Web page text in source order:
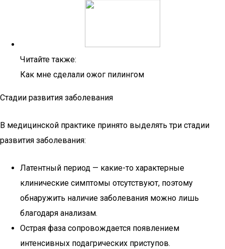
Читайте также:
Как мне сделали ожог пилингом
Стадии развития заболевания
В медицинской практике принято выделять три стадии
развития заболевания:
Латентный период — какие-то характерные
клинические симптомы отсутствуют, поэтому
обнаружить наличие заболевания можно лишь
благодаря анализам.
Острая фаза сопровождается появлением
интенсивных подагрических приступов.